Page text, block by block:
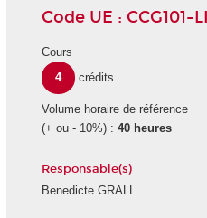
Code UE : CCG101-
Cours
4
crédits
Volume horaire de référence
(+ ou - 10%) : 40 heures
Responsable(s)
Benedicte GRALL